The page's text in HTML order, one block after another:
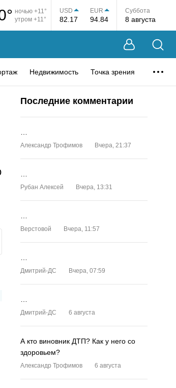
ночью +11°
утром +11°
USD
82.17
EUR
94.84
Суббота
8 августа
Недвижимость Точка зрения
Последние комментарии
Александр Трофимов Вчера, 21:37
Рубан Алексей Вчера, 13:31
Верстовой Вчера, 11:57
Дмитрий-ДС Вчера, 07:59
Дмитрий-ДС 6 августа
А кто виновник ДТП? Как у него со
здоровьем?
Александр Трофимов 6 августа